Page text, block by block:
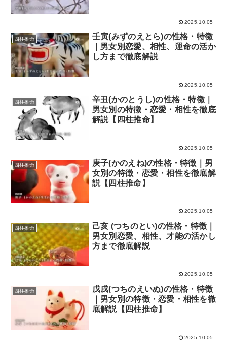
2025.10.05
四柱推命
壬寅(みずのえとら)の性格・特徴
｜男女別恋愛、相性、運命の活か
し方まで徹底解説
2025.10.05
四柱推命
辛丑(かのとうし)の性格・特徴｜
男女別の特徴・恋愛・相性を徹底
解説【四柱推命】
2025.10.05
四柱推命
庚子(かのえね)の性格・特徴｜男
女別の特徴・恋愛・相性を徹底解
説【四柱推命】
2025.10.05
四柱推命
己亥 (つちのとい)の性格・特徴｜
男女別恋愛、相性、才能の活かし
方まで徹底解説
2025.10.05
四柱推命
戊戌(つちのえいぬ)の性格・特徴
｜男女別の特徴・恋愛・相性を徹
底解説【四柱推命】
2025.10.05